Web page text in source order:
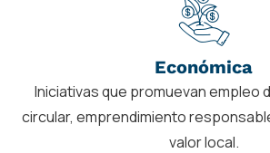
Económica
Iniciativas que promuevan empleo
circular, emprendimiento
valor local.